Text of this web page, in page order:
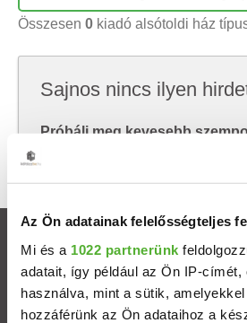
Az Ön adatainak felelősségteljes
Mi és a 1022 partnerünk
adatait, így például az Ön IP-címét,
használva, mint a sütik,
hozzáférünk az Ön adataihoz a
Összesen 0 kiadó alsótoldi ház
Sajnos nincs ilyen
Próbálj meg kevesebb
keresni, hátha akkor
Ingatlanok
Eladó házak